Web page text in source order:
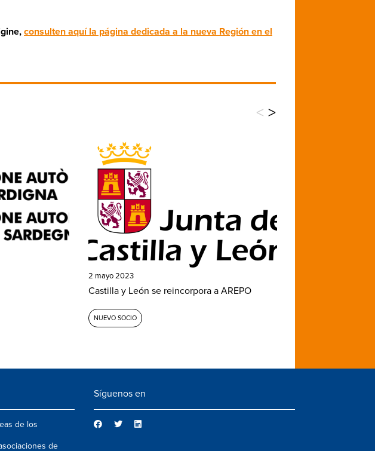
consulten aquí la página dedicada a la nueva Región en el
< >
2 mayo 2023
Castilla y León se reincorpora a AREPO
NUEVO SOCIO
de los
de
Síguenos en